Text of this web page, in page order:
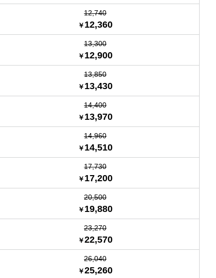
12,740
12,360
13,300
12,900
13,850
13,430
14,400
13,970
14,960
14,510
17,730
17,200
20,500
19,880
23,270
22,570
26,040
25,260